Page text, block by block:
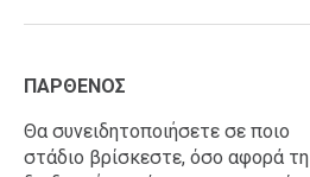
ΠΑΡΘΕΝΟΣ
Θα συνειδητοποιήσετε σε ποιο
στάδιο βρίσκεστε, όσο αφορά τη